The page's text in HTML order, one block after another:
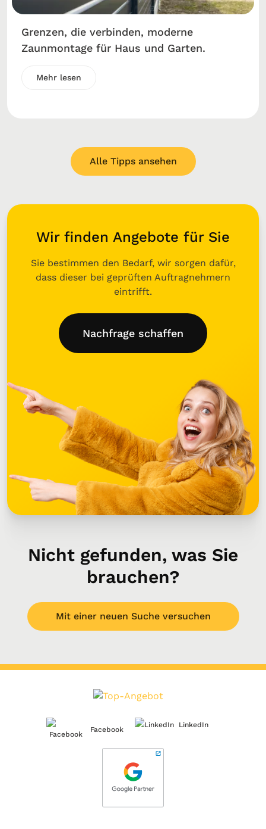
Grenzen, die verbinden, moderne
Zaunmontage für Haus und Garten.
Mehr lesen
Alle Tipps ansehen
Wir finden Angebote für Sie
Sie bestimmen den Bedarf, wir sorgen dafür,
dass dieser bei geprüften Auftragnehmern
eintrifft.
Nachfrage schaffen
Nicht gefunden, was Sie
brauchen?
Mit einer neuen Suche versuchen
Facebook
LinkedIn